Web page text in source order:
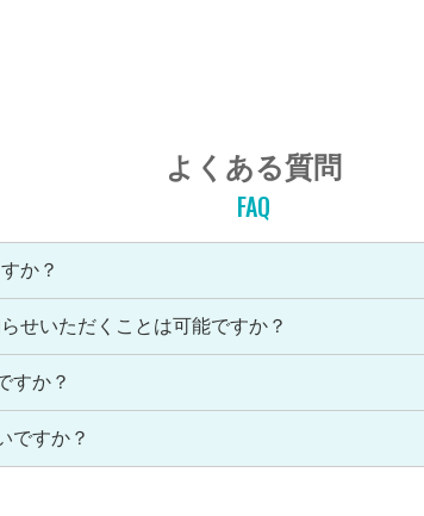
よくある質問
FAQ
か？
せいただくことは可能ですか？
すか？
ですか？